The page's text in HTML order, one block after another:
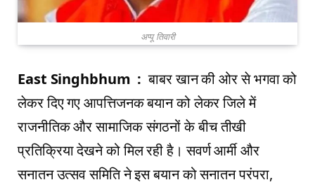
अप्पू तिवारी
East Singhbhum : बाबर खान की ओर से भगवा को
लेकर दिए गए आपत्तिजनक बयान को लेकर जिले में
राजनीतिक और सामाजिक संगठनों के बीच तीखी
प्रतिक्रिया देखने को मिल रही है। सवर्ण आर्मी और
सनातन उत्सव समिति ने इस बयान को सनातन परंपरा,